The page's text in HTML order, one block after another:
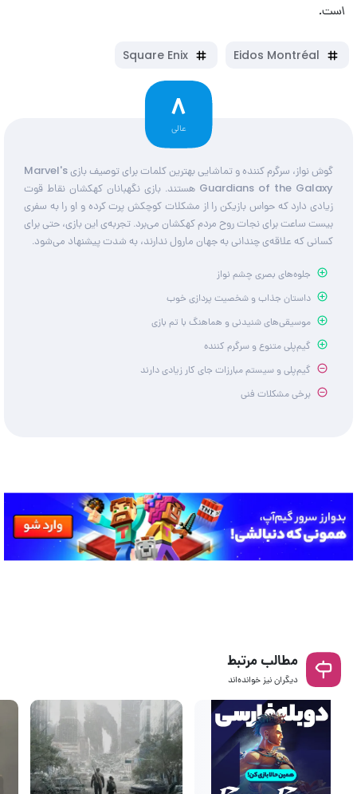
است.
Eidos Montréal
Square Enix
8
عالی
گوش نواز، سرگرم کننده و تماشایی بهترین کلمات برای توصیف بازی Marvel's
Guardians of the Galaxy هستند. بازی نگهبانان کهکشان نقاط قوت
زیادی دارد که حواس بازیکن را از مشکلات کوچکش پرت کرده و او را به سفری
بیست ساعت برای نجات روح مردم کهکشان می‌برد. تجربه‌ی این بازی، حتی برای
کسانی که علاقه‌ی چندانی به جهان مارول ندارند، به شدت پیشنهاد می‌شود.
جلوه‌های بصری چشم نواز
داستان جذاب و شخصیت پردازی خوب
موسیقی‌های شنیدنی و هماهنگ با تم بازی
گیم‌پلی متنوع و سرگرم کننده
گیم‌پلی و سیستم مبارزات جای کار زیادی دارند
برخی مشکلات فنی
مطالب مرتبط
دیگران نیز خوانده‌اند